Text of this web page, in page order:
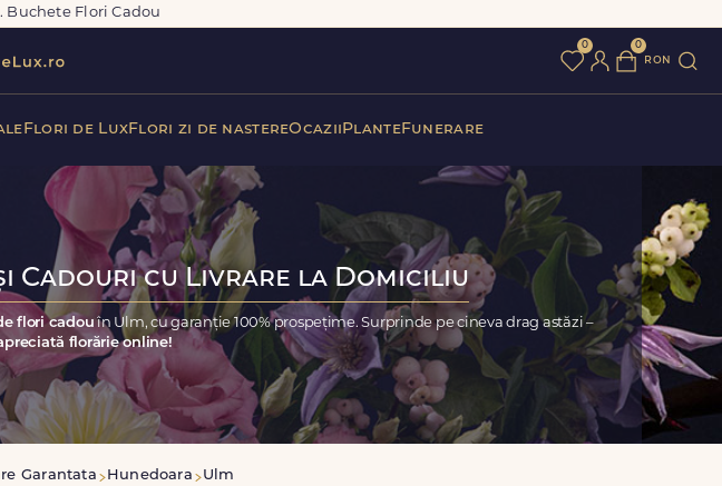
Flori Cadou
0 0
ron
Flori de LuxFlori zi de nastereOcazii PlanteFunerare
Cadouri cu Livrare la Domiciliu
flori cadouîn Ulm, cu garanție 100% prospețime. Surprinde pe cineva drag astăzi –
florărie online!
Garantata Hunedoara Ulm